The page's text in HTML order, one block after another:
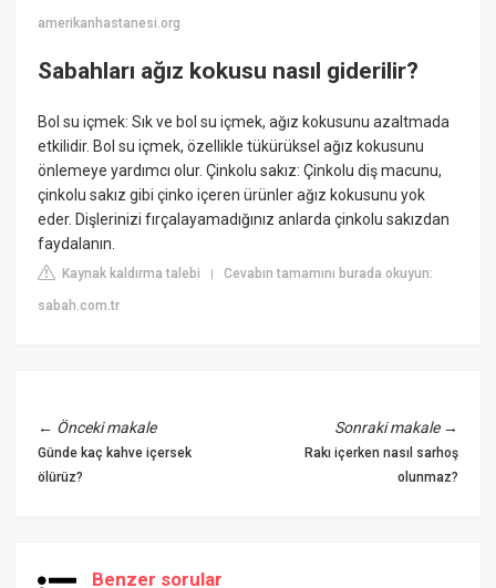
amerikanhastanesi.org
Sabahları ağız kokusu nasıl giderilir?
Bol su içmek: Sık ve bol su içmek, ağız kokusunu azaltmada
etkilidir. Bol su içmek, özellikle tükürüksel ağız kokusunu
önlemeye yardımcı olur. Çinkolu sakız: Çinkolu diş macunu,
çinkolu sakız gibi çinko içeren ürünler ağız kokusunu yok
eder. Dişlerinizi fırçalayamadığınız anlarda çinkolu sakızdan
faydalanın.
Kaynak kaldırma talebi |Cevabın tamamını burada okuyun:
sabah.com.tr
← Önceki makale
Günde kaç kahve içersek
ölürüz?
Sonraki makale→
Rakı içerken nasıl sarhoş
olunmaz?
Benzer sorular